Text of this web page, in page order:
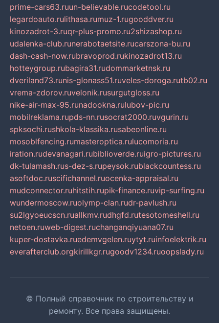
prime-cars63.ruun-believable.rucodetool.ru
legardoauto.rulithasa.rumuz-1.rugooddver.ru
kinozadrot-3.ruqr-plus-promo.ru2shizashop.ru
udalenka-club.runerabotaetsite.rucarszona-bu.ru
dash-cash-now.rubravoprod.rukinozadrot13.ru
hotteygroup.rubagira31.rudommarketnsk.ru
dveriland73.runis-glonass51.ruveles-doroga.rutb02.ru
vrema-zdorov.ruvelonik.rusurgutgloss.ru
nike-air-max-95.runadookna.rulubov-pic.ru
mobilreklama.rupds-nn.rusocrat2000.ruvgurin.ru
spksochi.rushkola-klassika.rusabeonline.ru
mosoblfencing.rumasteroptica.rulucomoria.ru
iration.rudevanagari.rubiblioverde.ruigro-pictures.ru
dk-tulamash.rus-dez-s.rupeysok.rublackcountess.ru
asoftdoc.ruscifichannel.ruocenka-appraisal.ru
mudconnector.ruhitstih.rupik-finance.ruvip-surfing.ru
wundermoscow.ruolymp-clan.rudr-pavlush.ru
su2lgyoeucscn.ruallkmv.rudhgfd.rutesotomeshell.ru
netoen.ruweb-digest.ruchanganqiyuana07.ru
kuper-dostavka.ruedemvgelen.ruytyt.ruinfoelektrik.ru
everafterclub.orgkirillkgr.rugoodv1234.ruoopslady.ru
© Полный справочник по строительству и
ремонту. Все права защищены.